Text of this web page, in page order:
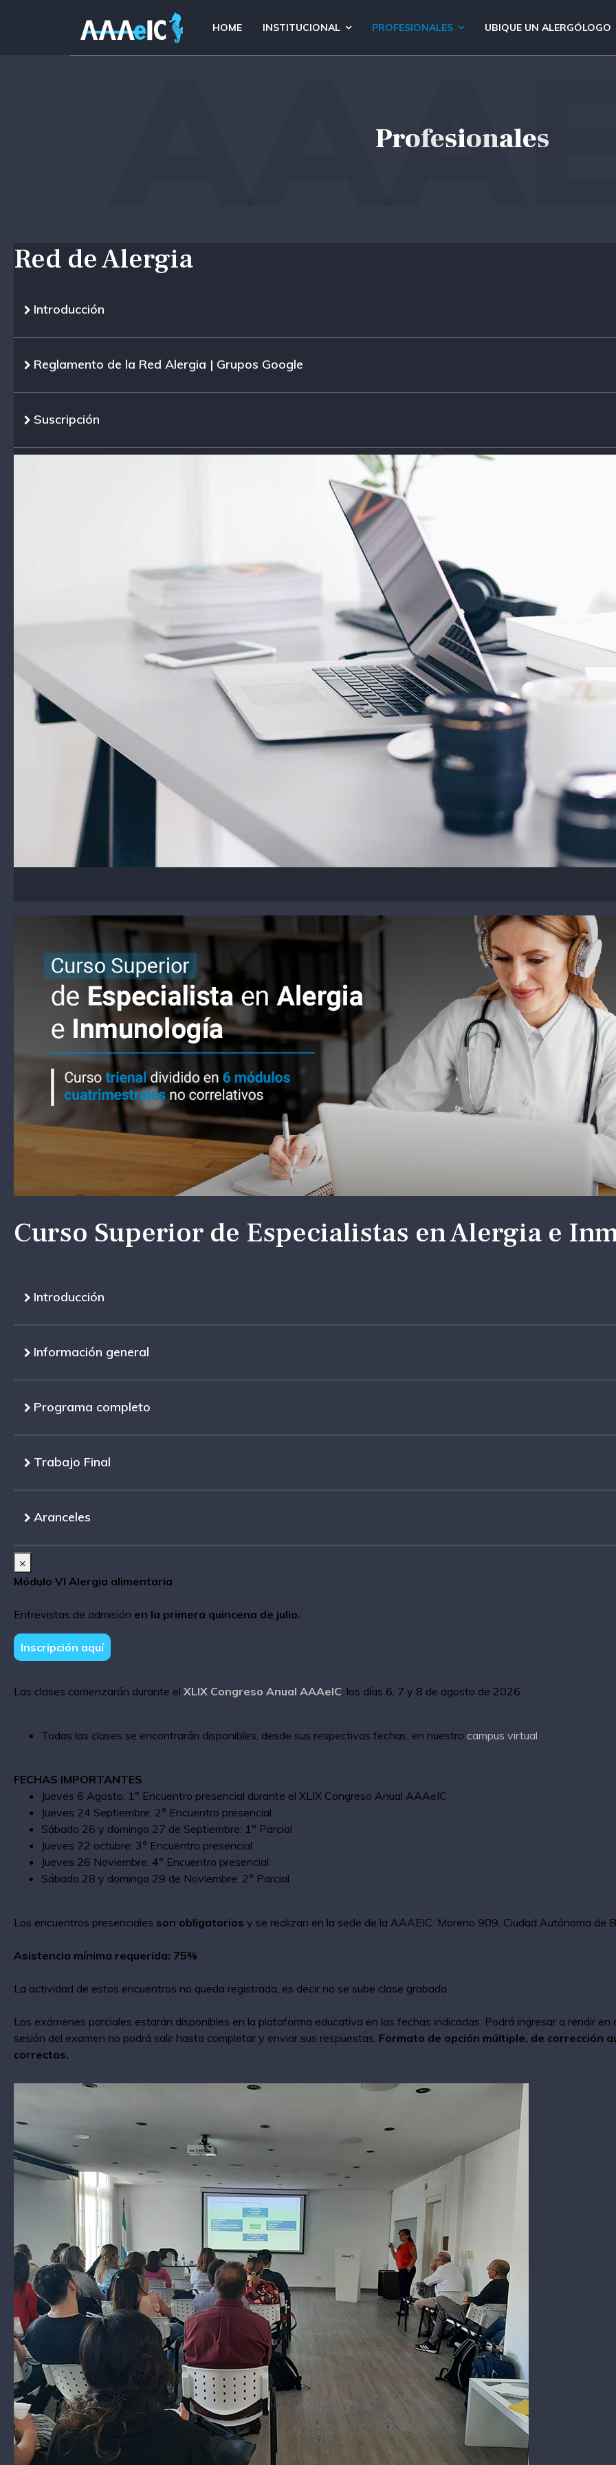
HOME INSTITUCIONAL PROFESIONALES UBIQUE UN ALERGÓLOGO
Profesionales
Red de Alergia
Introducción
Reglamento de la Red Alergia | Grupos Google
Suscripción
Curso Superior de Especialistas en Alergia e
Introducción
Información general
Programa completo
Trabajo Final
Aranceles
×
Módulo VI Alergia alimentaria
Entrevistas de admisión en la primera quincena de julio.
Inscripción aquí
Las clases comenzarán durante el XLIX Congreso Anual AAAeIC , los días 6, 7 y 8 de agosto de 2026.
Todas las clases se encontrarán disponibles, desde sus respectivas fechas, en nuestro campus virtual
FECHAS IMPORTANTES
Jueves 6 Agosto: 1° Encuentro presencial durante el XLIX Congreso Anual AAAeIC
Jueves 24 Septiembre: 2° Encuentro presencial
Sábado 26 y domingo 27 de Septiembre: 1° Parcial
Jueves 22 octubre: 3° Encuentro presencial
Jueves 26 Noviembre: 4° Encuentro presencial
Sábado 28 y domingo 29 de Noviembre: 2° Parcial
Los encuentros presenciales son obligatorios y se realizan en la sede de la AAAEIC: Moreno 909, Ciudad Autónoma de
Asistencia mínima requerida: 75%
La actividad de estos encuentros no queda registrada, es decir no se sube clase grabada.
Los exámenes parciales estarán disponibles en la plataforma educativa en las fechas indicadas. Podrá ingresar a rendir
sesión del examen no podrá salir hasta completar y enviar sus respuestas. Formato de opción múltiple, de corrección
correctas.